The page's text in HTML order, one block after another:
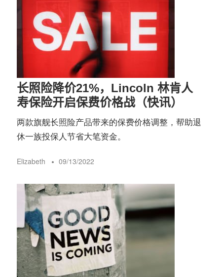
长照险降价21%，Lincoln 林肯人
寿保险开启保费价格战（快讯）
两款旗舰长照险产品带来的保费价格调整，帮助退
休一族投保人节省大笔资金。
Elizabeth 09/13/2022